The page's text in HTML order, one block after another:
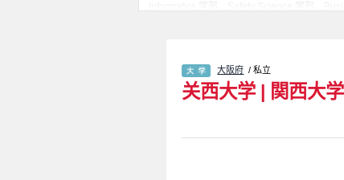
Informatics 学部、Safety Science 学部、
大阪府 / 私立
关西大学 | 関西大学